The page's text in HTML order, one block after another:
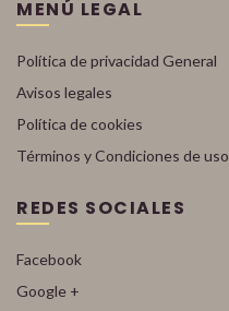
MENÚ LEGAL
Política de privacidad General
Avisos legales
Política de cookies
Términos y Condiciones de uso
REDES SOCIALES
Facebook
Google +